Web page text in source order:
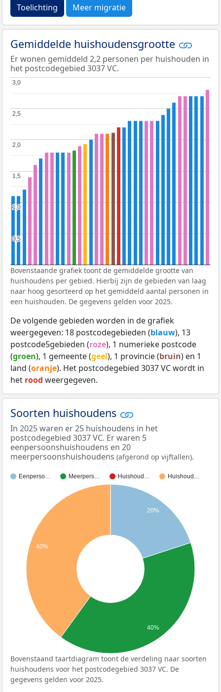
Toelichting Meer migratie
Gemiddelde huishoudensgrootte
Er wonen gemiddeld 2,2 personen per huishouden in
het postcodegebied 3037 VC.
0,5
0,5
1,0
1,0
1,5
1,5
2,0
2,0
2,5
2,5
3,0
3,0
Bovenstaande grafiek toont de gemiddelde grootte van
huishoudens per gebied. Hierbij zijn de gebieden van laag
naar hoog gesorteerd op het gemiddeld aantal personen in
een huishouden. De gegevens gelden voor 2025.
De volgende gebieden worden in de grafiek
weergegeven: 18 postcodegebieden (blauw), 13
postcode5gebieden (roze), 1 numerieke postcode
(groen), 1 gemeente (geel), 1 provincie (bruin) en 1
land (oranje). Het postcodegebied 3037 VC wordt in
het rood weergegeven.
Soorten huishoudens
In 2025 waren er 25 huishoudens in het
postcodegebied 3037 VC. Er waren 5
eenpersoonshuishoudens en 20
meerpersoonshuishoudens (afgerond op vijftallen).
Eenperso… Meerpers… Huishoud… Huishoud…
20%
40%
40%
Bovenstaand taartdiagram toont de verdeling naar soorten
huishoudens voor het postcodegebied 3037 VC. De
gegevens gelden voor 2025.